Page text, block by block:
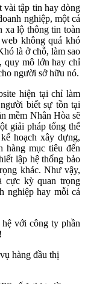
vài tập tin hay dòng
nghiệp, một cá
xa lộ thông tin toàn
không quá khó
là ở chỗ, làm sao
quy mô lớn hay chỉ
người sở hữu nó.
hiện tại chỉ làm
biết sự tồn tại
mềm Nhân Hòa sẽ
giải pháp tổng thể
hoạch xây dựng,
hàng mục tiêu đến
lập hệ thống bảo
khác. Như vậy,
cực kỳ quan trọng
nghiệp hay mỗi cá
với công ty phần
hàng đầu thị